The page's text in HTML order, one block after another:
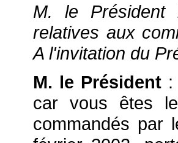
M. le Président
relatives aux
A l'invitation du
M. le Président
car vous êtes
commandés par